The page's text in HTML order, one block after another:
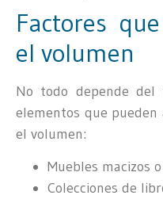
Factores
el volumen
No todo depende del
elementos que
el volumen:
Muebles macizos
Colecciones de